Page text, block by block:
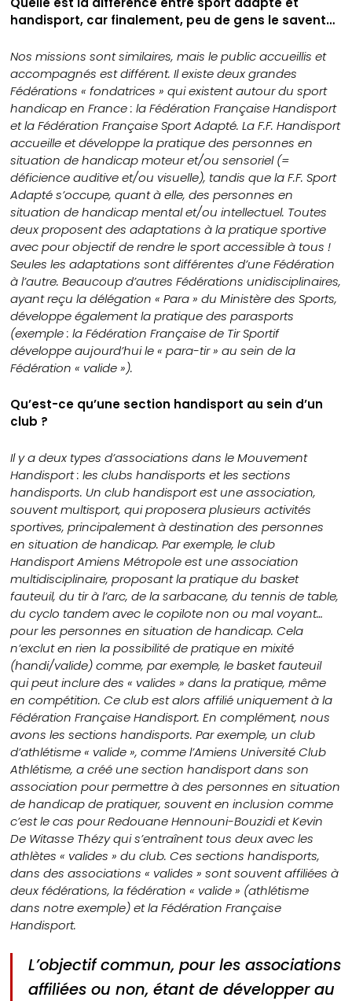
handisport, car finalement, peu de gens le savent…
Nos missions sont similaires, mais le public accueillis et
accompagnés est différent. Il existe deux grandes
Fédérations « fondatrices » qui existent autour du sport
handicap en France : la Fédération Française Handisport
et la Fédération Française Sport Adapté. La F.F. Handisport
accueille et développe la pratique des personnes en
situation de handicap moteur et/ou sensoriel (=
déficience auditive et/ou visuelle), tandis que la F.F. Sport
Adapté s’occupe, quant à elle, des personnes en
situation de handicap mental et/ou intellectuel. Toutes
deux proposent des adaptations à la pratique sportive
avec pour objectif de rendre le sport accessible à tous !
Seules les adaptations sont différentes d’une Fédération
à l’autre. Beaucoup d’autres Fédérations unidisciplinaires,
ayant reçu la délégation « Para » du Ministère des Sports,
développe également la pratique des parasports
(exemple : la Fédération Française de Tir Sportif
développe aujourd’hui le « para-tir » au sein de la
Fédération « valide »).
Qu’est-ce qu’une section handisport au sein d’un
club ?
Il y a deux types d’associations dans le Mouvement
Handisport : les clubs handisports et les sections
handisports. Un club handisport est une association,
souvent multisport, qui proposera plusieurs activités
sportives, principalement à destination des personnes
en situation de handicap. Par exemple, le club
Handisport Amiens Métropole est une association
multidisciplinaire, proposant la pratique du basket
fauteuil, du tir à l’arc, de la sarbacane, du tennis de table,
du cyclo tandem avec le copilote non ou mal voyant…
pour les personnes en situation de handicap. Cela
n’exclut en rien la possibilité de pratique en mixité
(handi/valide) comme, par exemple, le basket fauteuil
qui peut inclure des « valides » dans la pratique, même
en compétition. Ce club est alors affilié uniquement à la
Fédération Française Handisport. En complément, nous
avons les sections handisports. Par exemple, un club
d’athlétisme« valide», comme l’Amiens Université Club
Athlétisme, a créé une section handisport dans son
association pour permettre à des personnes en situation
de handicap de pratiquer, souvent en inclusion comme
c’est le cas pour Redouane Hennouni-Bouzidi et Kevin
De Witasse Thézy qui s’entraînent tous deux avec les
athlètes « valides » du club. Ces sections handisports,
dans des associations « valides » sont souvent affiliées à
deux fédérations, la fédération « valide » (athlétisme
dans notre exemple) et la Fédération Française
Handisport.
L’objectif commun, pour les associations
affiliées ou non, étant de développer au